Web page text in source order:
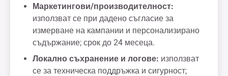
Маркетингови/производителност:
използват се при дадено съгласие за
измерване на кампании и персонализирано
съдържание; срок до 24 месеца.
Локално съхранение и логове: използват
се за техническа поддръжка и сигурност;